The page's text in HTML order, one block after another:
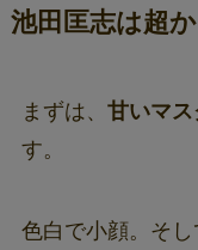
池田匡志は超
まずは、 甘いマ
す。
色白で小顔。そし